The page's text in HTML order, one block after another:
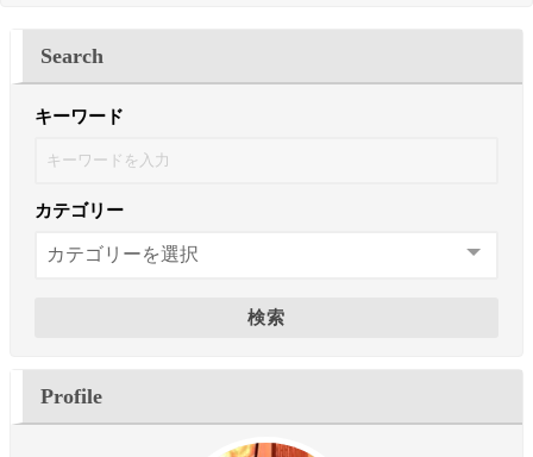
Search
キーワード
カテゴリー
検索
Profile